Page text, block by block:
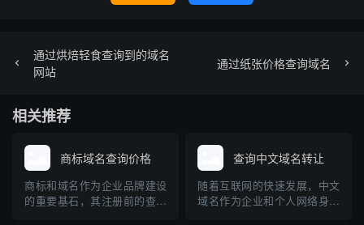
通过烘焙轻食查询到的域名
网站
通过纸张价格查询域名
相关推荐
商标域名查询价格
商标和域名作为企业品牌建设
的重要基石，其注册前的查询
查询中文域名转让
随着互联网的快速发展，中文
域名作为企业和个人网络身份